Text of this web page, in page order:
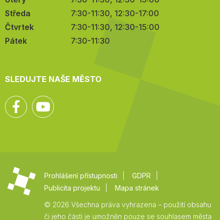
Středa
7:30-11:30, 12:30-17:00
Čtvrtek
7:30-11:30, 12:30-15:00
Pátek
7:30-11:30
SLEDUJTE NAŠE MĚSTO
Facebook
Prohlášení přístupnosti
GDPR
Publicita projektu
Mapa stránek
© 2026 Všechna práva vyhrazena – použití obsahu
či jeho části je umožněn pouze se souhlasem města